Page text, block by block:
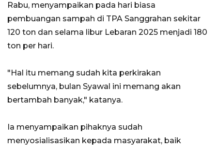
Rabu, menyampaikan pada hari biasa
pembuangan sampah di TPA Sanggrahan sekitar
120 ton dan selama libur Lebaran 2025 menjadi 180
ton per hari.
"Hal itu memang sudah kita perkirakan
sebelumnya, bulan Syawal ini memang akan
bertambah banyak," katanya.
Ia menyampaikan pihaknya sudah
menyosialisasikan kepada masyarakat, baik